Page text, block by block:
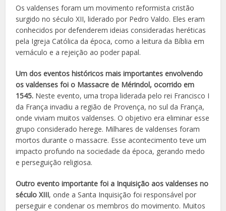
Os valdenses foram um movimento reformista cristão
surgido no século XII, liderado por Pedro Valdo. Eles eram
conhecidos por defenderem ideias consideradas heréticas
pela Igreja Católica da época, como a leitura da Bíblia em
vernáculo e a rejeição ao poder papal.
Um dos eventos históricos mais importantes envolvendo
os valdenses foi o Massacre de Mérindol, ocorrido em
1545. Neste evento, uma tropa liderada pelo rei Francisco I
da França invadiu a região de Provença, no sul da França,
onde viviam muitos valdenses. O objetivo era eliminar esse
grupo considerado herege. Milhares de valdenses foram
mortos durante o massacre. Esse acontecimento teve um
impacto profundo na sociedade da época, gerando medo
e perseguição religiosa.
Outro evento importante foi a Inquisição aos valdenses no
século XIII, onde a Santa Inquisição foi responsável por
perseguir e condenar os membros do movimento. Muitos